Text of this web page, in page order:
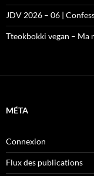
JDV 2026 – 06 |
Tteokbokki vegan – Ma
MÉTA
Connexion
Flux des publications